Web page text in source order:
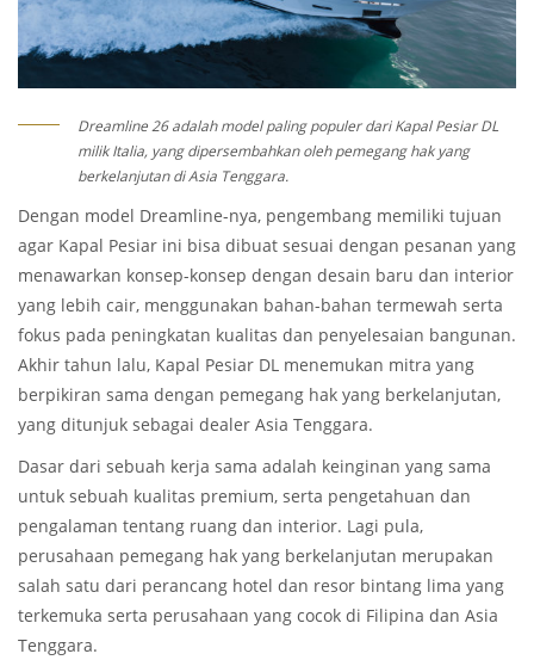
Dreamline 26 adalah model paling populer dari Kapal Pesiar DL
milik Italia, yang dipersembahkan oleh pemegang hak yang
berkelanjutan di Asia Tenggara.
Dengan model Dreamline-nya, pengembang memiliki tujuan
agar Kapal Pesiar ini bisa dibuat sesuai dengan pesanan yang
menawarkan konsep-konsep dengan desain baru dan interior
yang lebih cair, menggunakan bahan-bahan termewah serta
fokus pada peningkatan kualitas dan penyelesaian bangunan.
Akhir tahun lalu, Kapal Pesiar DL menemukan mitra yang
berpikiran sama dengan pemegang hak yang berkelanjutan,
yang ditunjuk sebagai dealer Asia Tenggara.
Dasar dari sebuah kerja sama adalah keinginan yang sama
untuk sebuah kualitas premium, serta pengetahuan dan
pengalaman tentang ruang dan interior. Lagi pula,
perusahaan pemegang hak yang berkelanjutan merupakan
salah satu dari perancang hotel dan resor bintang lima yang
terkemuka serta perusahaan yang cocok di Filipina dan Asia
Tenggara.